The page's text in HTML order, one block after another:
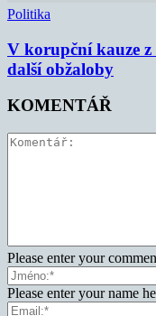
Politika
V korupční kauze
další obžaloby
KOMENTÁŘ
Please enter your
Please enter your name